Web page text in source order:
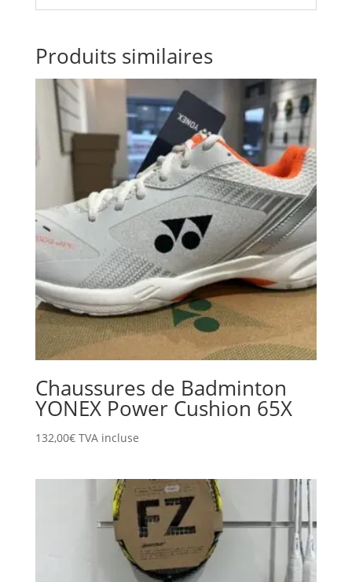
Produits similaires
Chaussures de Badminton
YONEX Power Cushion 65X
132,00€ TVA incluse